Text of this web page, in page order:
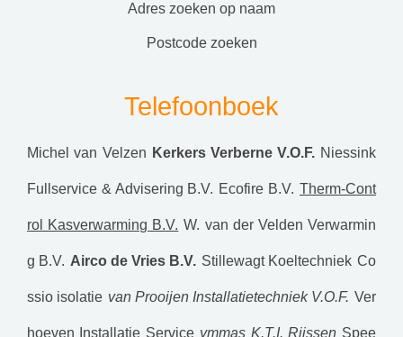
adres zoeken op naam
postcode zoeken
Telefoonboek
Michel van Velzen Kerkers Verberne V.O.F. Niessink
Fullservice & Advisering B.V. Ecofire B.V. Therm-Cont
rol Kasverwarming B.V. W. van der Velden Verwarmin
g B.V. Airco de Vries B.V. Stillewagt Koeltechniek Co
ssio isolatie van Prooijen Installatietechniek V.O.F. Ver
hoeven Installatie Service ymmas K.T.I. Rijssen Spee